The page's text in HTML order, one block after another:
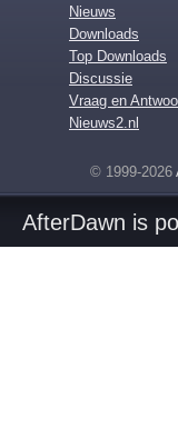
Nieuws
Downloads
Top Downloads
Discussie
Vraag en
Nieuws2.nl
© 1999-2026
AfterDawn is